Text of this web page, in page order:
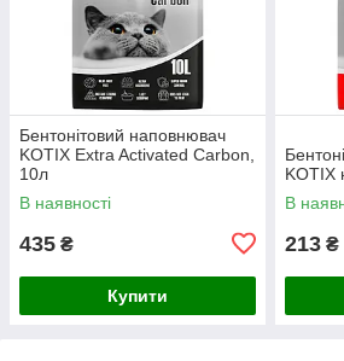
Бентонітовий наповнювач
KOTIX Extra Activated Carbon,
10л
В наявності
435 ₴
Купити
KOTIX
В
213 ₴